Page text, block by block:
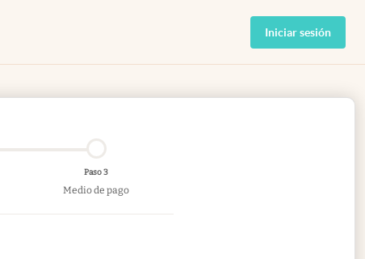
Iniciar sesión
Paso 3
Medio de pago